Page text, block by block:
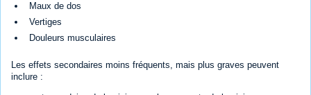
Maux de dos
Vertiges
Douleurs musculaires
Les effets secondaires moins fréquents, mais plus graves peuvent
inclure :